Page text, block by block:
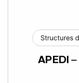
Structures
APEDI